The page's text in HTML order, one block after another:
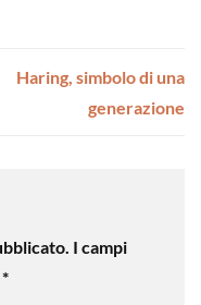
Haring, simbolo di una
generazione
I campi
*